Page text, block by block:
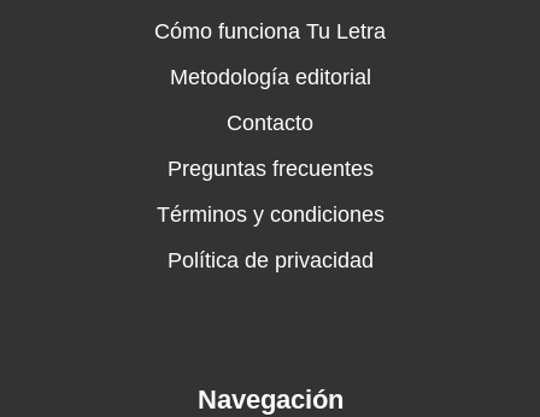
Cómo funciona Tu Letra
Metodología editorial
Contacto
Preguntas frecuentes
Términos y condiciones
Política de privacidad
Navegación